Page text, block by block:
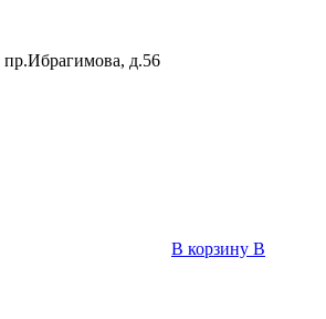
д.56
В корзину В